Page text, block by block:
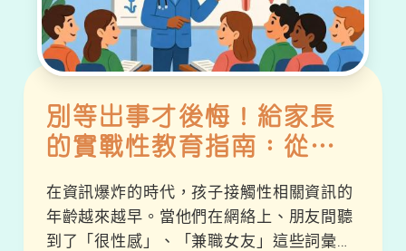
別等出事才後悔！給家長
的實戰性教育指南：從生
春期
在資訊爆炸的時代，孩子接觸性相關資訊的
年齡越來越早。當他們在網絡上、朋友間聽
到了「很性感」、「兼職女友」這些詞彙，